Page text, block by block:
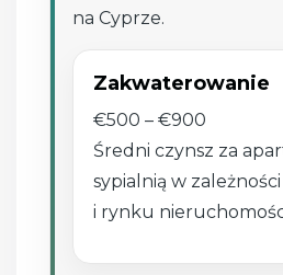
na Cyprze.
Zakwaterowanie
€500 – €900
Średni czynsz za
sypialnią w
i rynku